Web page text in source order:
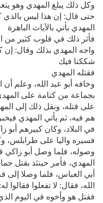
وكل ذلك يبلغ المهدي وهو
حتى قال: إن هذا ليس بالذي
المهدي يأتي بالآيات الباهرة
فأثر ذلك في قلوب كثير من
واجه المهدي بذلك وقال: إن
شككنا فيك
فقتله المهدي
وخافه أبو عبد الله، وعلم
بجماعة من كتامة على
على قتله، ونقل ذلك إلى
هم فيه، ثم يأتي المهدي
في البلاد، وكان كبيرهم أبو
فسيره واليا على طرابلس،
وصوله، فلما وصل أبو زاكي
المهدي، فأمر حينئذ بقتل
أبي العباس، فلما وصلا
الله، فقال: لا تفعلوا فقالوا
فقتل هو وأخوه في اليوم